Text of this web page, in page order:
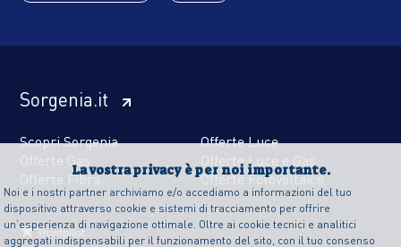
La vostra privacy è per noi importante.
Noi e i nostri partner archiviamo e/o accediamo a informazioni del tuo
dispositivo attraverso cookie e sistemi di tracciamento per offrire
un’esperienza di navigazione ottimale. Oltre ai cookie tecnici e analitici
aggregati indispensabili per il funzionamento del sito, con il tuo consenso
Sorgenia.it
Scopri Sorgenia
Offerte Luce
Offerte Gas
Offerte Luce e Gas
Offerte Fibra
Offerte Fotovoltaico